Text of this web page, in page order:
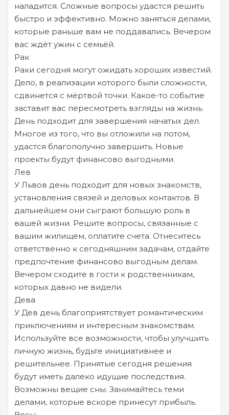
наладится. Сложные вопросы удастся решить
быстро и эффективно. Можно заняться делами,
которые раньше вам не поддавались. Вечером
вас ждёт ужин с семьёй.
Рак
Раки сегодня могут ожидать хороших известий.
Дело, в реализации которого были сложности,
сдвинется с мёртвой точки. Какое-то событие
заставит вас пересмотреть взгляды на жизнь.
День подходит для завершения начатых дел.
Многое из того, что вы отложили на потом,
удастся благополучно завершить. Новые
проекты будут финансово выгодными.
Лев
У Львов день подходит для новых знакомств,
установления связей и деловых контактов. В
дальнейшем они сыграют большую роль в
вашей жизни. Решите вопросы, связанные с
вашим жилищем, оплатите счета. Отнеситесь
ответственно к сегодняшним задачам, отдайте
предпочтение финансово выгодным делам.
Вечером сходите в гости к родственникам,
которых давно не видели.
Дева
У Дев день благоприятствует романтическим
приключениям и интересным знакомствам.
Используйте все возможности, чтобы улучшить
личную жизнь, будьте инициативнее и
решительнее. Принятые сегодня решения
будут иметь далеко идущие последствия.
Возможны вещие сны. Занимайтесь теми
делами, которые вскоре принесут прибыль.